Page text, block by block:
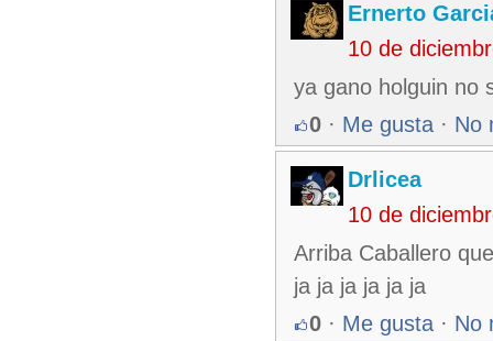
Ernerto
10 de
ya gano holguin no
0 · Me gusta · No
Drlicea
10 de
Arriba Caballero
ja ja ja ja ja ja
0 · Me gusta · No